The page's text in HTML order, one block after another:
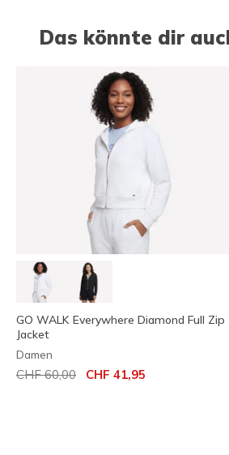
Das könnte dir
GO WALK Everywhere Diamond Full Zip
Jacket
Damen
Reduziert von
CHF 60,00 auf
CHF 41,95